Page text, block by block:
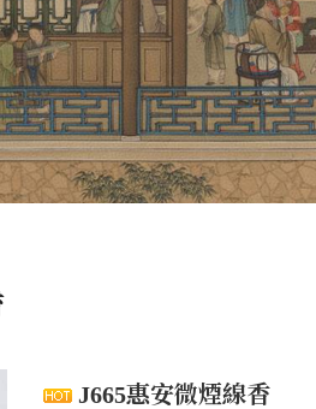
J665惠安微煙線香